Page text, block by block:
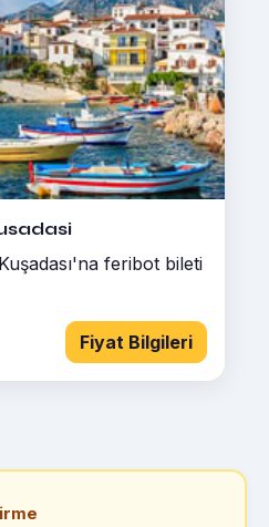
feribot bileti
Fiyat Bilgileri